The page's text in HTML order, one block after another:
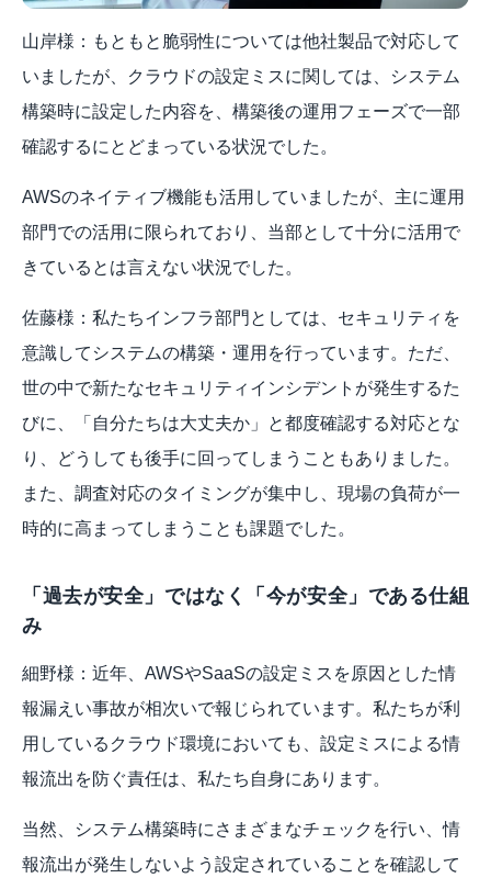
山岸様：もともと脆弱性については他社製品で対応して
いましたが、クラウドの設定ミスに関しては、システム
構築時に設定した内容を、構築後の運用フェーズで一部
確認するにとどまっている状況でした。
AWSのネイティブ機能も活用していましたが、主に運用
部門での活用に限られており、当部として十分に活用で
きているとは言えない状況でした。
佐藤様：私たちインフラ部門としては、セキュリティを
意識してシステムの構築・運用を行っています。ただ、
世の中で新たなセキュリティインシデントが発生するた
びに、「自分たちは大丈夫か」と都度確認する対応とな
り、どうしても後手に回ってしまうこともありました。
また、調査対応のタイミングが集中し、現場の負荷が一
時的に高まってしまうことも課題でした。
「過去が安全」ではなく「今が安全」である仕組
み
細野様：近年、AWSやSaaSの設定ミスを原因とした情
報漏えい事故が相次いで報じられています。私たちが利
用しているクラウド環境においても、設定ミスによる情
報流出を防ぐ責任は、私たち自身にあります。
当然、システム構築時にさまざまなチェックを行い、情
報流出が発生しないよう設定されていることを確認して